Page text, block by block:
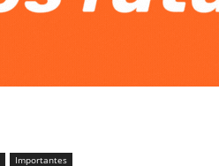
Importantes